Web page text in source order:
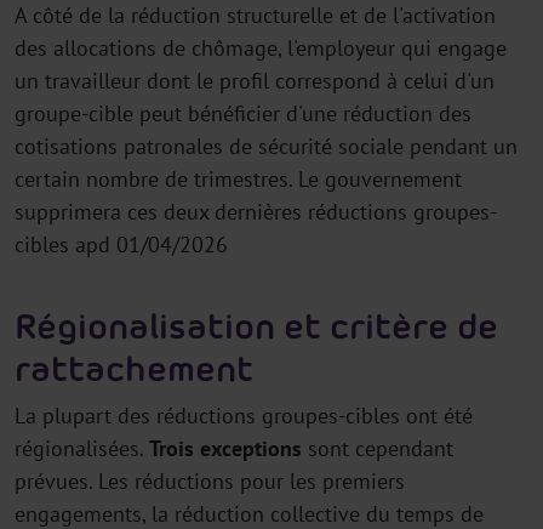
A côté de la réduction structurelle et de l'activation
des allocations de chômage, l'employeur qui engage
un travailleur dont le profil correspond à celui d'un
groupe-cible peut bénéficier d'une réduction des
cotisations patronales de sécurité sociale pendant un
certain nombre de trimestres. Le gouvernement
supprimera ces deux dernières réductions groupes-
cibles apd 01/04/2026
Régionalisation et critère de
rattachement
La plupart des réductions groupes-cibles ont été
régionalisées. Trois exceptions sont cependant
prévues. Les réductions pour les premiers
engagements, la réduction collective du temps de